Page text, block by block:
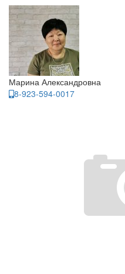
Марина Александровна
8-923-594-0017